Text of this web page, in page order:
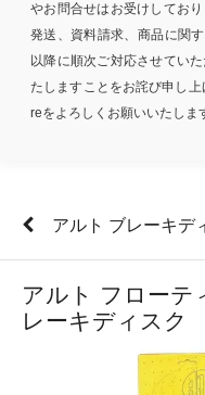
やお問合せはお受けしてお
発送、資料請求、商品に関
以降に順次ご対応させてい
たしますことをお詫び申し
reをよろしくお願いいたしま
アルト ブレーキデ
アルト フローテ
レーキディスク